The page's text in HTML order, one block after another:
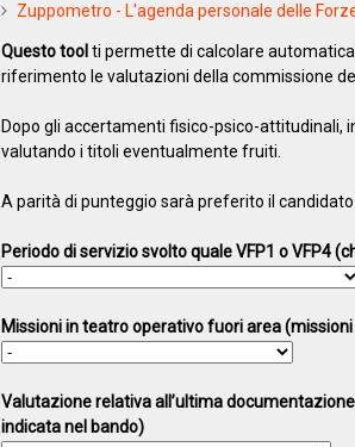
Zuppometro - L'agenda personale delle
Questo tool ti permette di calcolare
riferimento le valutazioni della commissione
Dopo gli accertamenti fisico-psico-attitudinali,
valutando i titoli eventualmente fruiti.
A parità di punteggio sarà preferito il candidato
Periodo di servizio svolto quale VFP1 o VFP4
Missioni in teatro operativo fuori area
Valutazione relativa all’ultima
indicata nel bando)